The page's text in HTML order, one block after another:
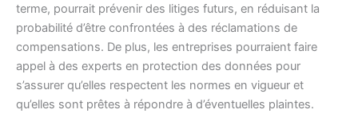
terme, pourrait prévenir des litiges futurs, en réduisant la
probabilité d’être confrontées à des réclamations de
compensations. De plus, les entreprises pourraient faire
appel à des experts en protection des données pour
s’assurer qu’elles respectent les normes en vigueur et
qu’elles sont prêtes à répondre à d’éventuelles plaintes.